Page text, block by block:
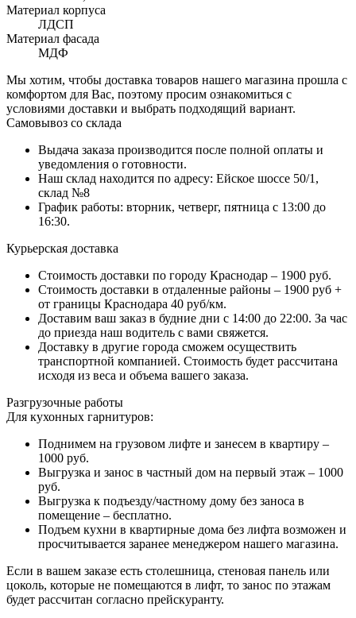
Материал корпуса
ЛДСП
Материал фасада
МДФ
Мы хотим, чтобы доставка товаров нашего магазина прошла с
комфортом для Вас, поэтому просим ознакомиться с
условиями доставки и выбрать подходящий вариант.
Самовывоз со склада
Выдача заказа производится после полной оплаты и
уведомления о готовности.
Наш склад находится по адресу: Ейское шоссе 50/1,
склад №8
График работы: вторник, четверг, пятница с 13:00 до
16:30.
Курьерская доставка
Стоимость доставки по городу Краснодар – 1900 руб.
Стоимость доставки в отдаленные районы – 1900 руб +
от границы Краснодара 40 руб/км.
Доставим ваш заказ в будние дни с 14:00 до 22:00. За час
до приезда наш водитель с вами свяжется.
Доставку в другие города сможем осуществить
транспортной компанией. Стоимость будет рассчитана
исходя из веса и объема вашего заказа.
Разгрузочные работы
Для кухонных гарнитуров:
Поднимем на грузовом лифте и занесем в квартиру –
1000 руб.
Выгрузка и занос в частный дом на первый этаж – 1000
руб.
Выгрузка к подъезду/частному дому без заноса в
помещение – бесплатно.
Подъем кухни в квартирные дома без лифта возможен и
просчитывается заранее менеджером нашего магазина.
Если в вашем заказе есть столешница, стеновая панель или
цоколь, которые не помещаются в лифт, то занос по этажам
будет рассчитан согласно прейскуранту.